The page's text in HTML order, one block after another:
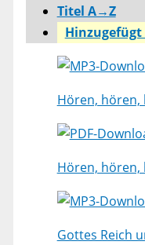
Titel A→Z
Hinzugefügt
Hören,
Hören,
Gottes Reich